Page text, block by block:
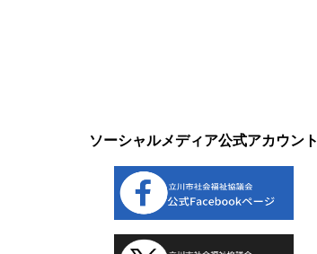
ソーシャルメディア公式アカウント